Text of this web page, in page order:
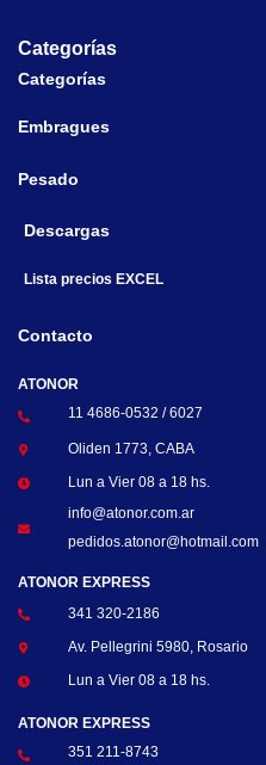
Categorías
Categorías
Embragues
Pesado
Descargas
Lista precios EXCEL
Contacto
ATONOR
11 4686-0532 / 6027
Oliden 1773, CABA
Lun a Vier 08 a 18 hs.
info@atonor.com.ar
pedidos.atonor@hotmail.com
ATONOR EXPRESS
341 320-2186
Av. Pellegrini 5980, Rosario
Lun a Vier 08 a 18 hs.
ATONOR EXPRESS
351 211-8743